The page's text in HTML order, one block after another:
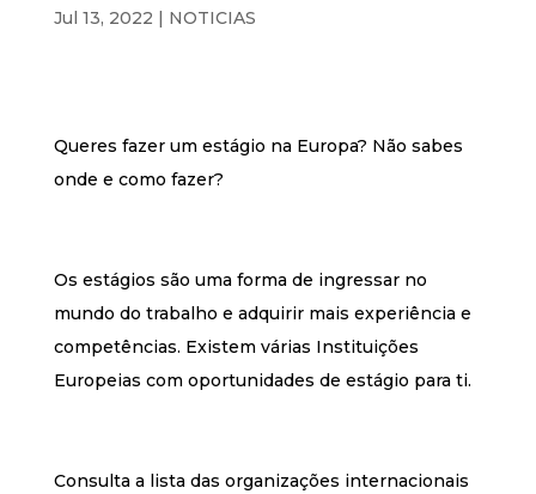
Jul 13, 2022 | NOTICIAS
Queres fazer um estágio na Europa? Não sabes
onde e como fazer?
Os estágios são uma forma de ingressar no
mundo do trabalho e adquirir mais experiência e
competências. Existem várias Instituições
Europeias com oportunidades de estágio para ti.
Consulta a lista das organizações internacionais